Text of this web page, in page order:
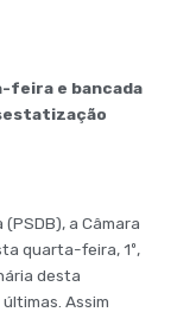
feira e bancada
a Câmara
quarta-feira, 1º,
desta
Assim